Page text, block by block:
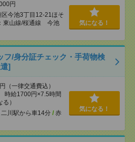
円
今池3丁目12-21ほそ
東山線/桜通線 今池
気になる！
フ/身分証チェック・手荷物検
]
（一律交通費込）
時給1700円×7.5時間
）
二川駅から車14分 / 赤
気になる！